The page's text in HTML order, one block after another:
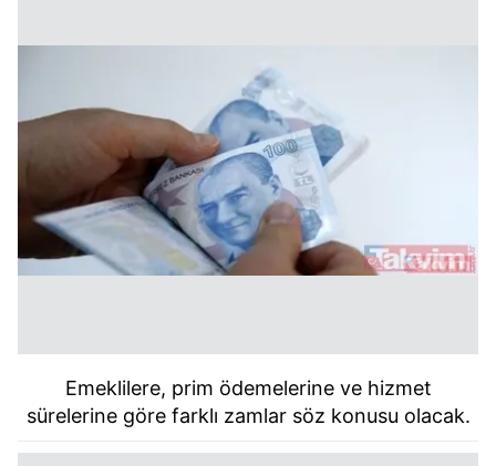
Emeklilere, prim ödemelerine ve hizmet
sürelerine göre farklı zamlar söz konusu olacak.